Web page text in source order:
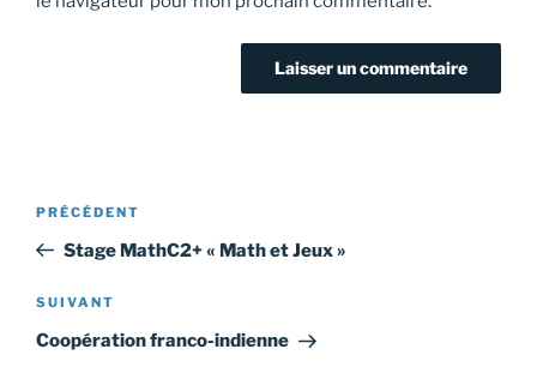
Navigation
l’article
Article
précédent
PRÉCÉDENT
Stage MathC2+ « Math et Jeux »
Article
suivant
SUIVANT
Coopération franco-indienne